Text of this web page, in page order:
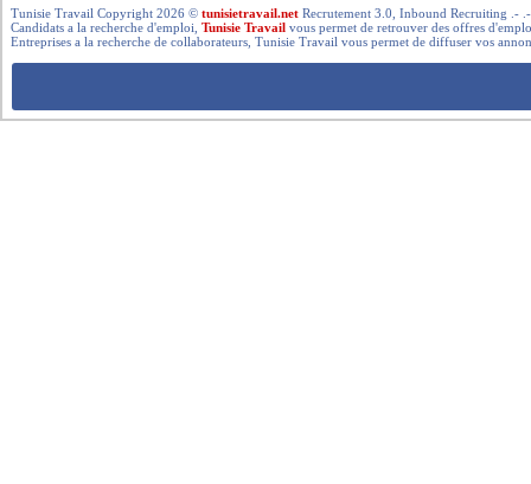
Tunisie Travail Copyright 2026 ©tunisietravail.net Recrutement 3.0, Inbound Recruiting .-
Candidats a la recherche d'emploi,Tunisie Travail vous permet de retrouver des offres
Entreprises a la recherche de collaborateurs, Tunisie Travail vous permet de diffuser vos